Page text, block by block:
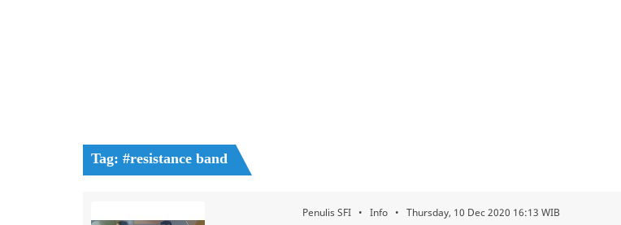
Tag: #resistance band
Penulis SFI • Info • Thursday, 10 Dec 2020 16:13 WIB